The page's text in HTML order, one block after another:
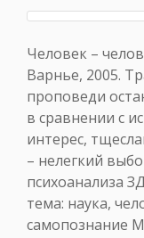
Человек –
Варнье, 2005.
проповеди
в сравнении с
интерес,
– нелегкий
психоанализа
тема: наука,
самопознание